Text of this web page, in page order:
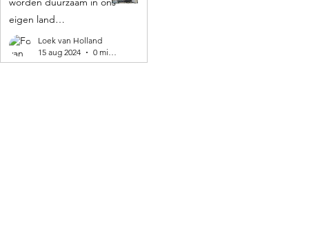
eigen land
geproduceerd! 🌍
Loek van Holland
15 aug 2024
0 minuten om te lezen